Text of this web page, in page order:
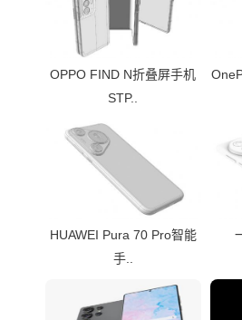
OPPO FIND N折叠屏手机
STP..
HUAWEI Pura 70 Pro智能
手..